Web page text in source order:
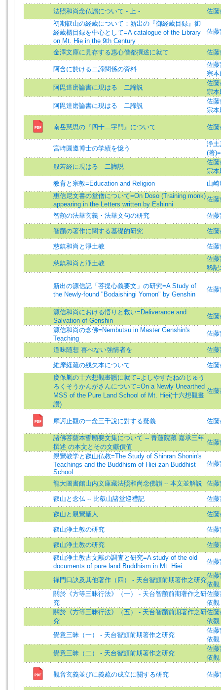
法照和尚念仏讃について - 上 -
佐藤
初期叡山の経蔵について：新出の『御経蔵目録』御
経蔵櫃目録を中心として=A catalogue of the Library
on Mt. Hie in the 9th Century
佐藤
金澤文庫に見存する惠心僧都撰述に就て 佐藤
阿含に於ける二諦関係の資料
佐藤
宗本
阿毘達磨論書に現はるゝ二諦説
佐藤
宗本
阿毘達磨論書に現はるゝ二諦説
佐藤
宗本
南岳慧思の『四十二字門』について 佐藤
宮崎圓遵博士の学績を憶う
浄土
(著
般若経に現はるゝ二諦説
佐藤
宗本
教育と宗教=Education and Religion
山
惠信尼文書の堂僧について=On Doso (Training monk)
appearing in the Letters written by Eshinni
佐藤
智顗の法華玄義・法華文句の研究 佐藤
智顗の著作に関する基礎的研究 佐藤
慈鎮和尚と淨土教 佐藤
慈鎮和尚と浄土教
佐藤
稀記
新出の源信記「菩提心義要文」の研究=A Study of
the Newly-found "Bodaishingi Yomon" by Genshin
佐藤
源信和尚における悟りと救い=Deliverance and
Salvation of Genshin
佐藤
源信和尚の念佛=Nembutsu in Master Genshin's
Teaching
佐藤
道味随想 喜べない強情者を 佐藤
維摩経疏の残欠本について
佐藤
慶保胤の十六想觀畫讚に就て=よしやすたねのじゅう
ろくそうかんがさんについて=On a Newly Unearthed
MSS of the Pure Land School of Mt. Hiei(十六想觀畫
讚)
佐藤
摩訶止觀の一念三千說に對する疑義 佐藤
諸佛菩薩本誓願要文集について -- 青蓮院藏 嘉承三年
撰述 の本文とその文獻價值
佐藤
親鸞教学と叡山仏教=The Study of Shinran Shonin's
Teachings and the Buddhism of Hiei-zan Buddhist
School
佐藤
龍大圖書館山内文庫藏法照和尚念佛讃 -- 本文並解説 佐藤
叡山と念仏 -- 比叡山諸堂巡禮記 佐藤
叡山と親鸞聖人 佐藤
叡山浄土教の研究 佐藤
叡山浄土教の研究
佐藤
叡山浄土教古文献の調査と研究=A study of the old
documents of pure land Buddhism in Mt. Hiei
佐藤
禪門口訣及其他著作（四） - 天台智顗前期著作之研究
佐藤
依觀
關於《方等三昧行法》（一） - 天台智顗前期著作之研
究
佐藤
依觀
關於《方等三昧行法》（五） - 天台智顗前期著作之研
究
佐藤
依觀
覺意三昧（一） - 天台智顗前期著作之研究
佐藤
依觀
覺意三昧（二） - 天台智顗前期著作之研究
佐藤
依觀
觀音玄義並びに義疏の成立に關する研究 佐藤